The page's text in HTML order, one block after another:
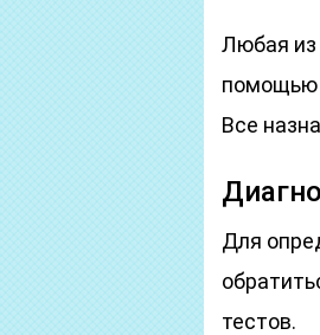
Любая из
помощью
Все
Для
тестов.